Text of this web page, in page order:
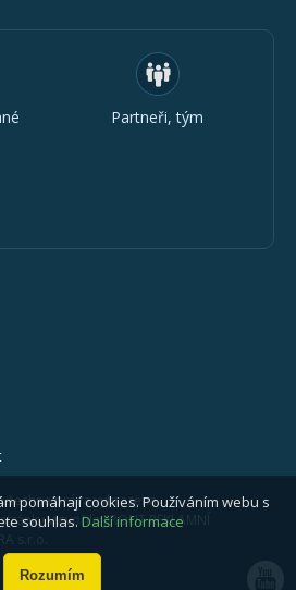
Partneři, tým
práva vyhrazena
vytvořila JIROUT REKLAMNÍ
pomáhají cookies. Používáním webu s
souhlas. Další informace
Rozumím